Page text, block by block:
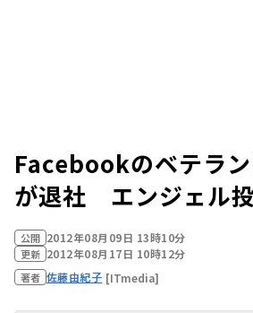
Facebookのベテラ
が退社 エンジェル
公開 2012年08月09日 13時10分
更新 2012年08月17日 10時12分
著者 佐藤由紀子 [ITmedia]